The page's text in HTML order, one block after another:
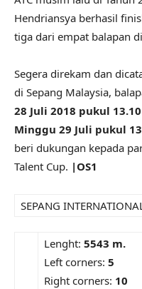
Hendriansya berhasil
tiga dari empat balapan
Segera direkam dan
di Sepang Malaysia,
28 Juli 2018 pukul
Minggu 29 Juli pukul
beri dukungan kepada
Talent Cup. |OS1
SEPANG
Lenght: 5543 m.
Left corners: 5
Right corners: 10